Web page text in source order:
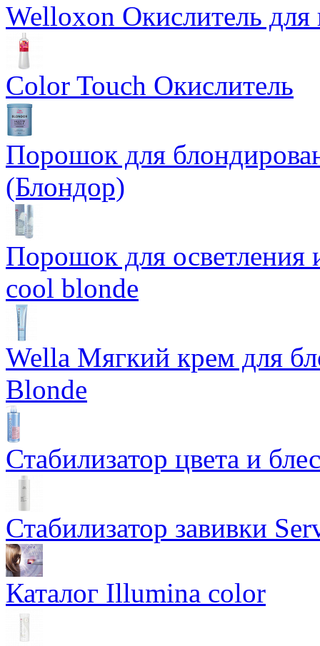
Welloxon Окислитель для
Color Touch Окислитель
Порошок для
(Блондор)
Порошок для осветления
cool blonde
Wella Мягкий крем для
Blonde
Стабилизатор цвета и
Стабилизатор завивки
Каталог Illumina color